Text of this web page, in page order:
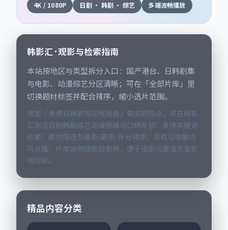
4K / 1080P 日剧 · 韩剧 · 综艺 多端流畅播放
韩影汇 · 观影与检索指南
本站按地区与类型拆分入口：国产港台、日韩剧集
与电影、动漫综艺分区清晰；可在「全部片库」里
切换题材标签并配合排序，缩小选片范围。
锁定「免费日韩影视在线观看」需求的观众，可在韩影
汇浏览日剧韩剧综艺动漫热播与口碑条目：支持关键词
检索、题材筛选及最新/最热/评分排序，手机与电脑均
可点播；片库说明随剧目更新，便于追剧与重温东亚影
视内容。
精品内容分类